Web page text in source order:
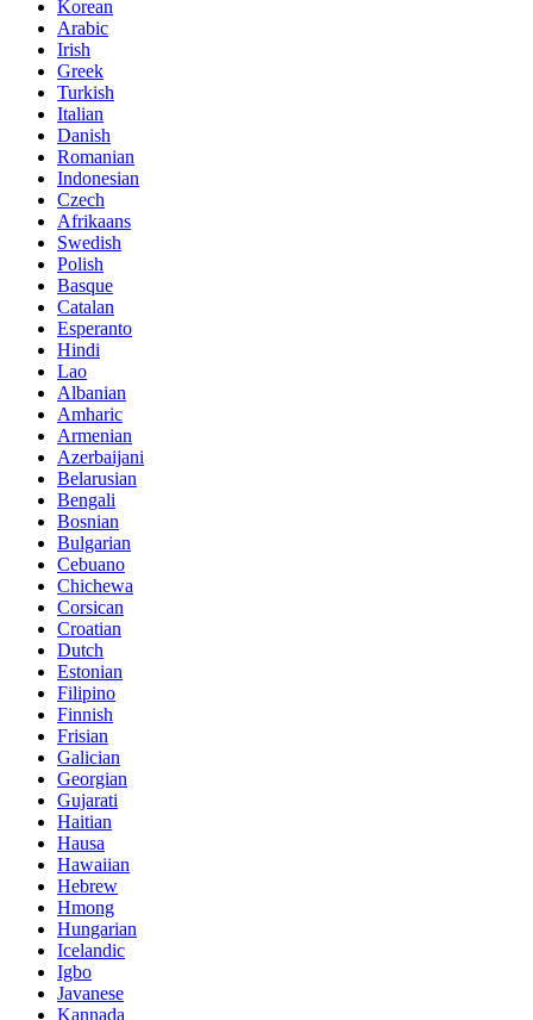
Korean
Arabic
Irish
Greek
Turkish
Italian
Danish
Romanian
Indonesian
Czech
Afrikaans
Swedish
Polish
Basque
Catalan
Esperanto
Hindi
Lao
Albanian
Amharic
Armenian
Azerbaijani
Belarusian
Bengali
Bosnian
Bulgarian
Cebuano
Chichewa
Corsican
Croatian
Dutch
Estonian
Filipino
Finnish
Frisian
Galician
Georgian
Gujarati
Haitian
Hausa
Hawaiian
Hebrew
Hmong
Hungarian
Icelandic
Igbo
Javanese
Kannada